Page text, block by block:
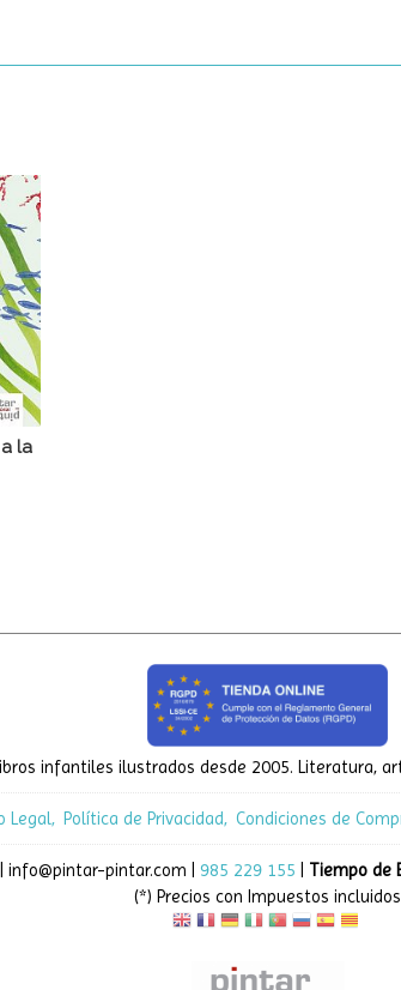
la
infantiles ilustrados desde 2005. Literatura,
Legal Política de Privacidad Condiciones de
| info@pintar-pintar.com | 985 229 155 Tiempo de
(*) Precios con Impuestos incluidos